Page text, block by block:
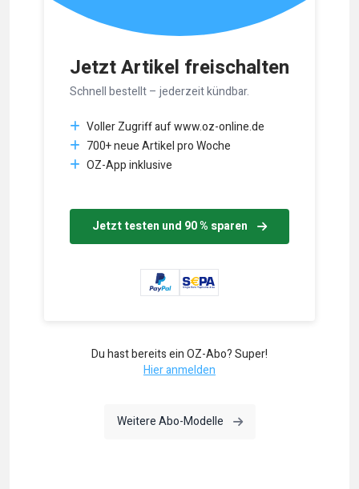
Jetzt Artikel freischalten
Schnell bestellt – jederzeit kündbar.
Voller Zugriff auf www.oz-online.de
700+ neue Artikel pro Woche
OZ-App inklusive
Jetzt testen und 90 % sparen
Du hast bereits ein OZ-Abo? Super!
Hier anmelden
Weitere Abo-Modelle